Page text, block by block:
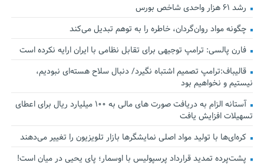
رشد ۶۱ هزار واحدی شاخص بورس
چگونه مواد روان‌گردان، خاطره را به توهم تبدیل می‌کند
فارن پالسی: ترامپ توجیهی برای تقابل نظامی با ایران ارایه نکرده است
قالیباف:ترامپ تصمیم اشتباه نگیرد/ دنبال سلاح هسته‌ای نبودیم،
نیستیم و نخواهیم بود
آستانه الزام به دریافت صورت های مالی به ۱۰۰ میلیارد ریال برای اعطای
تسهیلات افزایش یافت
کره‌ای‌ها با تولید مواد اصلی نمایشگرها بازار تلویزیون را تغییر می‌دهند
پشت‌پرده تمدید قرارداد پرسپولیس با اوسمار؛ پای یحیی در میان است!